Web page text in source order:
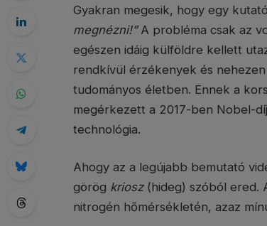
Gyakran megesik, hogy egy
megnézni!”A probléma csak az
egészen idáig külföldre kellett
rendkívül érzékenyek és
tudományos életben. Ennek a
megérkezett a 2017-ben Nobel-
technológia.
Ahogy az a legújabb bemutató
görög kriosz(hideg) szóból ered.
nitrogén hőmérsékletén, azaz